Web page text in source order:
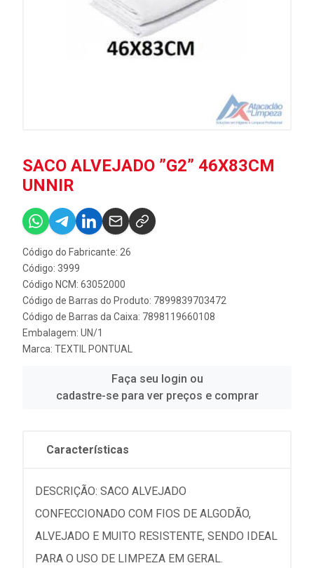
SACO ALVEJADO ”G2” 46X83CM
UNNIR
Código do Fabricante: 26
Código: 3999
Código NCM: 63052000
Código de Barras do Produto: 7899839703472
Código de Barras da Caixa: 7898119660108
Embalagem: UN/1
Marca: TEXTIL PONTUAL
Faça seu login ou
cadastre-se para ver preços e comprar
Características
DESCRIÇÃO: SACO ALVEJADO
CONFECCIONADO COM FIOS DE ALGODÃO,
ALVEJADO E MUITO RESISTENTE, SENDO IDEAL
PARA O USO DE LIMPEZA EM GERAL.